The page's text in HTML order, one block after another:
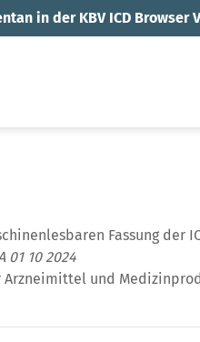
in der KBV ICD Browser
Fassung der
01 10 2024
und